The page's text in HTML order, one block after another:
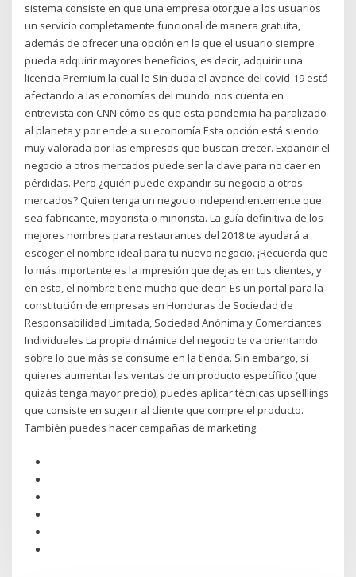
sistema consiste en que una empresa otorgue a los usuarios
un servicio completamente funcional de manera gratuita,
además de ofrecer una opción en la que el usuario siempre
pueda adquirir mayores beneficios, es decir, adquirir una
licencia Premium la cual le Sin duda el avance del covid-19 está
afectando a las economías del mundo. nos cuenta en
entrevista con CNN cómo es que esta pandemia ha paralizado
al planeta y por ende a su economía Esta opción está siendo
muy valorada por las empresas que buscan crecer. Expandir el
negocio a otros mercados puede ser la clave para no caer en
pérdidas. Pero ¿quién puede expandir su negocio a otros
mercados? Quien tenga un negocio independientemente que
sea fabricante, mayorista o minorista. La guía definitiva de los
mejores nombres para restaurantes del 2018 te ayudará a
escoger el nombre ideal para tu nuevo negocio. ¡Recuerda que
lo más importante es la impresión que dejas en tus clientes, y
en esta, el nombre tiene mucho que decir! Es un portal para la
constitución de empresas en Honduras de Sociedad de
Responsabilidad Limitada, Sociedad Anónima y Comerciantes
Individuales La propia dinámica del negocio te va orientando
sobre lo que más se consume en la tienda. Sin embargo, si
quieres aumentar las ventas de un producto específico (que
quizás tenga mayor precio), puedes aplicar técnicas upselllings
que consiste en sugerir al cliente que compre el producto.
También puedes hacer campañas de marketing.